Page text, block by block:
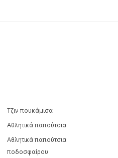
Τζιν πουκάμισα
Αθλητικά παπούτσια
Αθλητικά παπούτσια
ποδοσφαίρου